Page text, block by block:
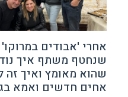
אחרי 'אבודים
שנחטף משתף איך
אחים חדשים ואמא בגיל